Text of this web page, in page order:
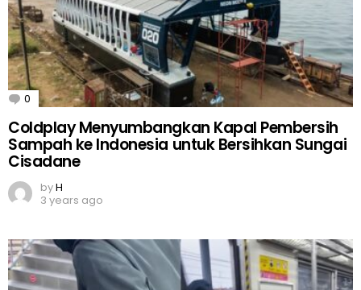
0 Comments
Coldplay Menyumbangkan Kapal Pembersih
Sampah ke Indonesia untuk Bersihkan Sungai
Cisadane
byH
3 years ago